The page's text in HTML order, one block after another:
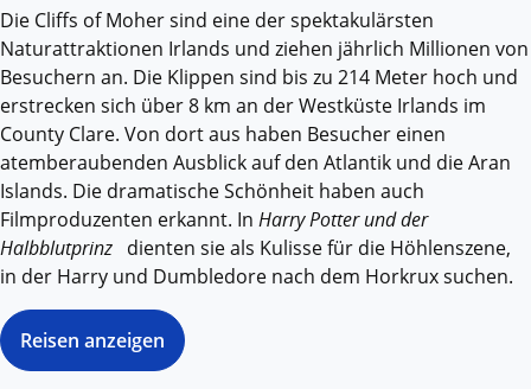
Die Cliffs of Moher sind eine der spektakulärsten
Naturattraktionen Irlands und ziehen jährlich Millionen von
Besuchern an. Die Klippen sind bis zu 214 Meter hoch und
erstrecken sich über 8 km an der Westküste Irlands im
County Clare. Von dort aus haben Besucher einen
atemberaubenden Ausblick auf den Atlantik und die Aran
Islands. Die dramatische Schönheit haben auch
Filmproduzenten erkannt. In Harry Potter und der
Halbblutprinz dienten sie als Kulisse für die Höhlenszene,
in der Harry und Dumbledore nach dem Horkrux suchen.
Reisen anzeigen